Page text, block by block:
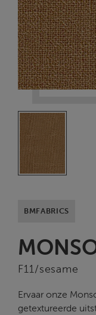
BMFABRICS
F11/sesame
Ervaar onze
getextureerde